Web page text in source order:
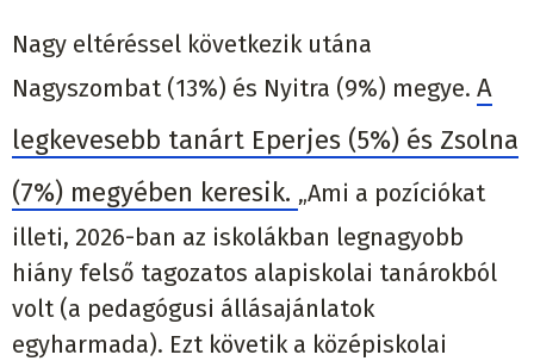
Nagy eltéréssel következik utána
Nagyszombat (13%) és Nyitra (9%) megye. A
legkevesebb tanárt Eperjes (5%) és Zsolna
(7%) megyében keresik. „Ami a pozíciókat
illeti, 2026-ban az iskolákban legnagyobb
hiány felső tagozatos alapiskolai tanárokból
volt (a pedagógusi állásajánlatok
egyharmada). Ezt követik a középiskolai